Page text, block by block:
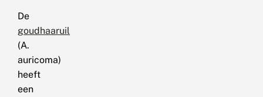
De
goudhaaruil
(A.
auricoma)
heeft
een